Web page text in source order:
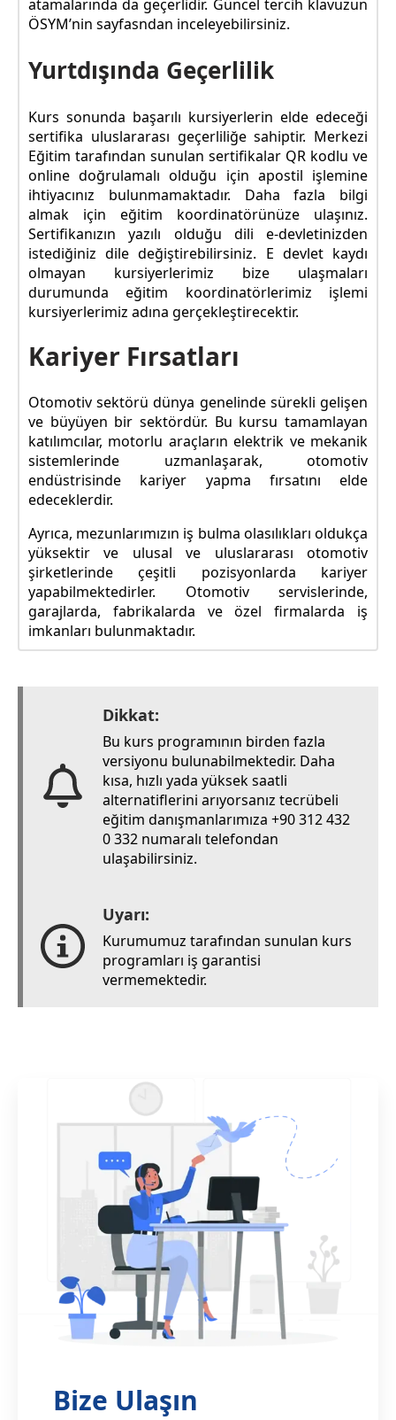
atamalarında da geçerlidir. Güncel tercih klavuzun
ÖSYM’nin sayfasndan inceleyebilirsiniz.
Yurtdışında Geçerlilik
Kurs sonunda başarılı kursiyerlerin elde edeceği
sertifika uluslararası geçerliliğe sahiptir. Merkezi
Eğitim tarafından sunulan sertifikalar QR kodlu ve
online doğrulamalı olduğu için apostil işlemine
ihtiyacınız bulunmamaktadır. Daha fazla bilgi
almak için eğitim koordinatörünüze ulaşınız.
Sertifikanızın yazılı olduğu dili e-devletinizden
istediğiniz dile değiştirebilirsiniz. E devlet kaydı
olmayan kursiyerlerimiz bize ulaşmaları
durumunda eğitim koordinatörlerimiz işlemi
kursiyerlerimiz adına gerçekleştirecektir.
Kariyer Fırsatları
Otomotiv sektörü dünya genelinde sürekli gelişen
ve büyüyen bir sektördür. Bu kursu tamamlayan
katılımcılar, motorlu araçların elektrik ve mekanik
sistemlerinde uzmanlaşarak, otomotiv
endüstrisinde kariyer yapma fırsatını elde
edeceklerdir.
Ayrıca, mezunlarımızın iş bulma olasılıkları oldukça
yüksektir ve ulusal ve uluslararası otomotiv
şirketlerinde çeşitli pozisyonlarda kariyer
yapabilmektedirler. Otomotiv servislerinde,
garajlarda, fabrikalarda ve özel firmalarda iş
imkanları bulunmaktadır.
Dikkat:
Bu kurs programının birden fazla
versiyonu bulunabilmektedir. Daha
kısa, hızlı yada yüksek saatli
alternatiflerini arıyorsanız tecrübeli
eğitim danışmanlarımıza +90 312 432
0 332 numaralı telefondan
ulaşabilirsiniz.
Uyarı:
Kurumumuz tarafından sunulan kurs
programları iş garantisi
vermemektedir.
Bize Ulaşın